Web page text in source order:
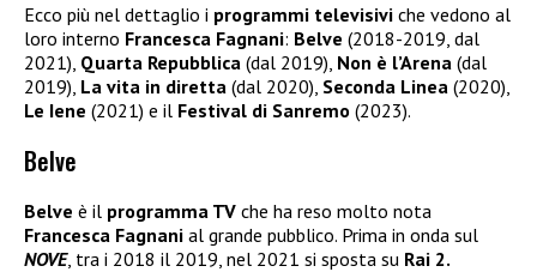
Ecco più nel dettaglio i programmi televisivi che vedono al
loro interno Francesca Fagnani: Belve (2018-2019, dal
2021), Quarta Repubblica (dal 2019), Non è l’Arena (dal
2019), La vita in diretta (dal 2020), Seconda Linea (2020),
Le Iene (2021) e il Festival di Sanremo (2023).
Belve
Belve è il programma TV che ha reso molto nota
Francesca Fagnani al grande pubblico. Prima in onda sul
NOVE, tra i 2018 il 2019, nel 2021 si sposta su Rai 2.